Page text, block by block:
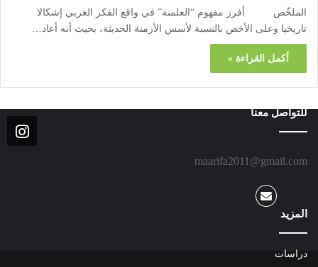
الملخّص أفرز مفهوم “العلمنة” في واقع الفكر الغربي إشكالا
تاريخيا وعلى الأخص بالنسبة لأسس الأزمنة الحديثة، بحيث أنه أعاد…
أكمل القراءة »
للتواصل معنا
maarifa2011@gmail.com
المزيد
دراسات